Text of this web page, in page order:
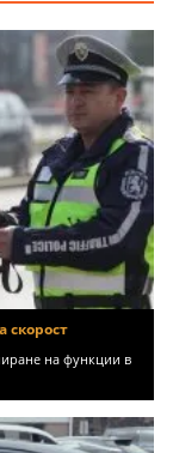
скорост
на функции в